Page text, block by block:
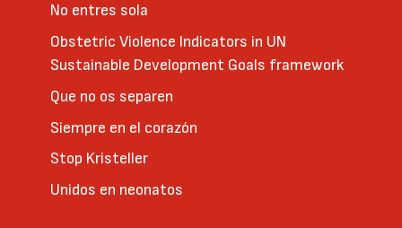
No entres sola
Obstetric Violence Indicators in UN
Sustainable Development Goals framework
Que no os separen
Siempre en el corazón
Stop Kristeller
Unidos en neonatos